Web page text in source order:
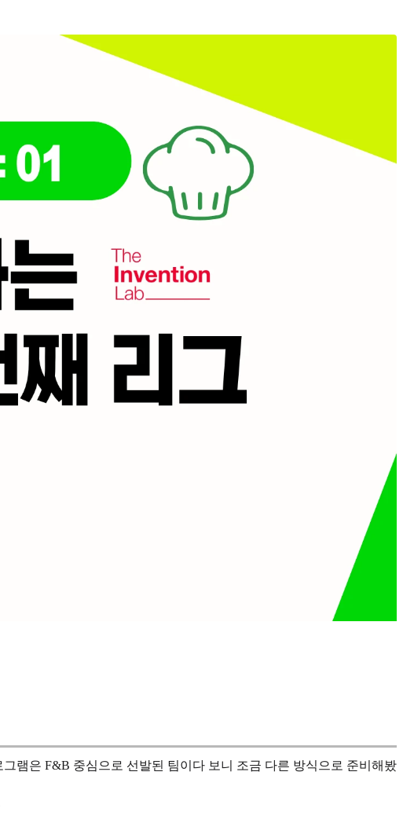
램은 F&B 중심으로 선발된 팀이다 보니 조금 다른 방식으로 준비해봤